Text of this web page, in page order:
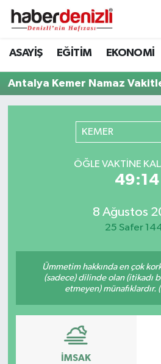
ASAYİŞ EĞİTİM EKONOMİ
Antalya Kemer Namaz
KEMER
ÖĞLE VAKTINE
49:14
8 Ağustos
25 Safer
Ümmetim hakkında en çok
(sadece) dilinde olan (itikadı
etmeyen) münafıklardır.
İMSAK
Denizli Nöbetçi Eczaneler
Denizli Hava Durumu
Denizli Trafik Yoğunluk
Tüm Manşetler